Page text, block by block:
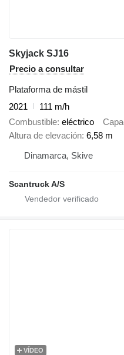
Skyjack SJ16
Precio a consultar
Plataforma de mástil
2021
111 m/h
Combustible eléctrico
Altura de elevación 6,58 m
Dinamarca, Skive
Scantruck A/S
VÍDEO